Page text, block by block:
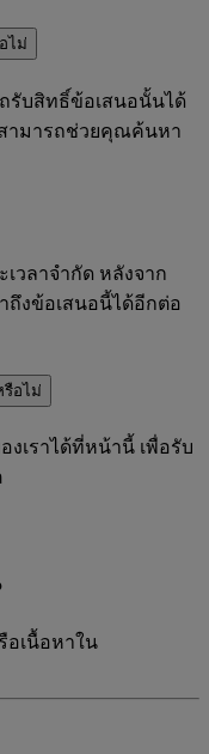
ไม่
รับสิทธิ์ข้อเสนอนั้นได้
สามารถช่วยคุณค้นหา
วลาจำกัด หลังจาก
ถึงข้อเสนอนี้ได้อีกต่อ
อไม่
เราได้ที่หน้านี้ เพื่อรับ
อเนื้อหาใน